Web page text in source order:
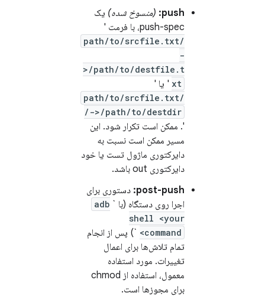
push: (منسوخ شده) یک
push-spec، با فرمت '
/path/to/srcfile.txt
-
>/path/to/destfile.t
xt ' یا '
/path/to/srcfile.txt
->/path/to/destdir/
'. ممکن است تکرار شود. این
مسیر ممکن است نسبت به
دایرکتوری ماژول تست یا خود
دایرکتوری out باشد.
post-push: دستوری برای
اجرا روی دستگاه (با ` adb
shell <your
command>
`) پس از انجام
تمام تلاش‌ها برای اعمال
تغییرات. مورد استفاده
معمول، استفاده از chmod
برای مجوزها است.